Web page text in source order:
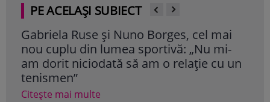
PE ACELAȘI SUBIECT
Gabriela Ruse și Nuno Borges, cel mai
nou cuplu din lumea sportivă: „Nu mi-
am dorit niciodată să am o relație cu un
tenismen”
Citește mai multe